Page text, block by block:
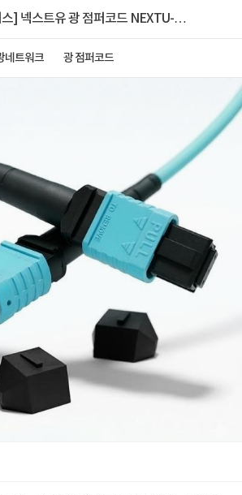
] 넥스트유 광 점퍼코드 NEXTU-올
네트워크 광 점퍼코드